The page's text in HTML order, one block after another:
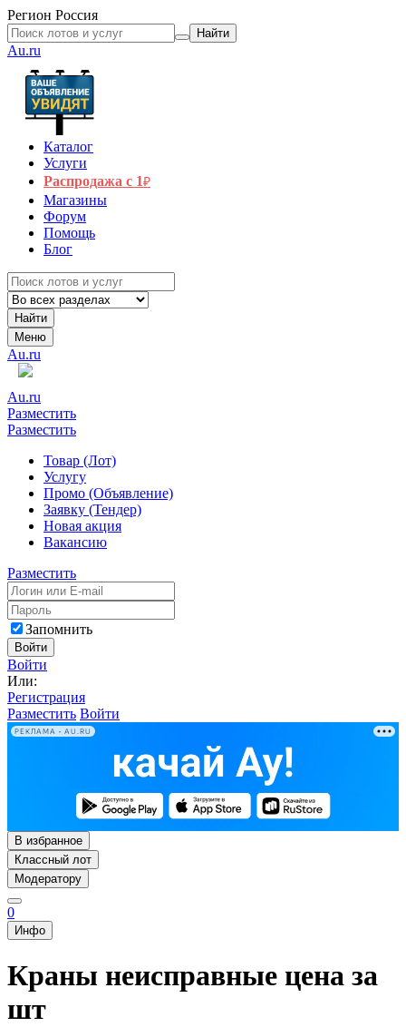
Регион Россия
Найти
Au.ru
Каталог
Услуги
Распродажа с 1₽
Магазины
Форум
Помощь
Блог
Найти
Меню
Au.ru
Au.ru
Разместить
Разместить
Товар (Лот)
Услугу
Промо (Объявление)
Заявку (Тендер)
Новая акция
Вакансию
Разместить
Запомнить
Войти
Войти
Или:
Регистрация
Разместить Войти
РЕКЛАМА • AU.RU
В избранное
Классный лот
Модератору
0
Инфо
Краны неисправные цена за
шт